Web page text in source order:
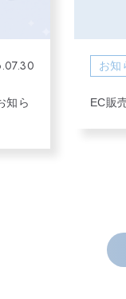
知ら
お知
EC販